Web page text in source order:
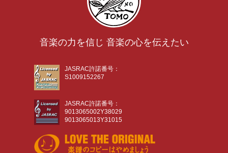
音楽の力を信じ 音楽の心を伝えたい
JASRAC許諾番号：
S1009152267
JASRAC許諾番号：
9013065002Y38029
9013065013Y31015